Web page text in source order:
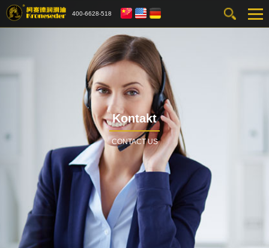
400-6628-518
Kontakt
CONTACT US